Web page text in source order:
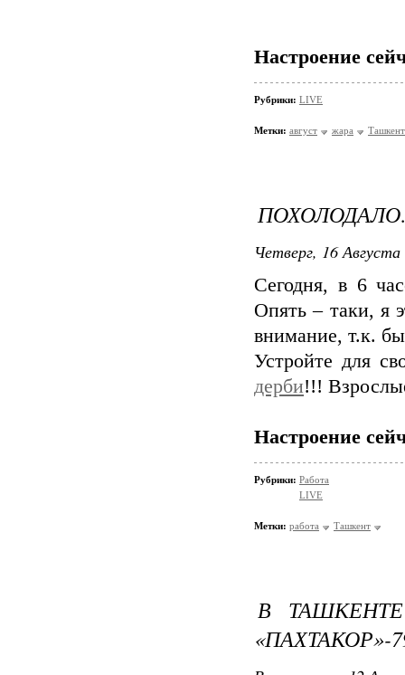
Настроение
Рубрики: LIVE
Метки: август жара Ташкент
Четверг, 16
Сегодня, в 6
Опять – таки, я
внимание, т.к.
Устройте для
дерби!!!
Настроение
Рубрики: Работа
LIVE
Метки: работа Ташкент
В
«ПАХТАКОР»-